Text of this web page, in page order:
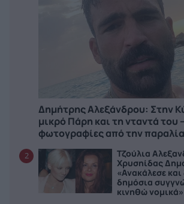
Δημήτρης Αλεξάνδρου: Στην
μικρό Πάρη και τη νταντά του
φωτογραφίες από την παραλία
2
Τζούλια
Χρυσηίδας
«Ανακάλεσε
δημόσια
κινηθώ νομικά»